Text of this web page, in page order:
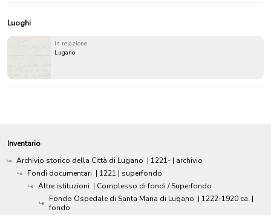
Luoghi
in relazione
Lugano
Inventario
Archivio storico della Città di Lugano | 1221- | archivio
Fondi documentari | 1221 | superfondo
Altre istituzioni | Complesso di fondi / Superfondo
Fondo Ospedale di Santa Maria di Lugano | 1222-1920 ca. |
fondo